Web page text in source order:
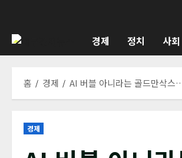
경제 정치 사회
홈 경제 AI 버블 아니라는 골드만삭스
경제